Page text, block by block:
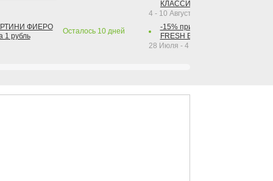
ФИЕРО
1 рубль
Осталось 10дней
КЛАССИК КОЛА 1 л за 1 рубль
4 - 10 Августа 2026
-15% при покупке от 2-х штук
FRESH BAR КОЛА в
28 Июля - 4 Октября 2026